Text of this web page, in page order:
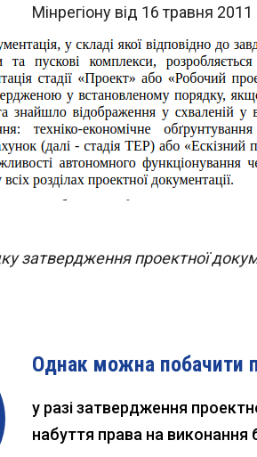
Мінрегіону від 16 травня
затвердження проектної
Однак можна побачити
у разі затвердження
набуття права на виконання